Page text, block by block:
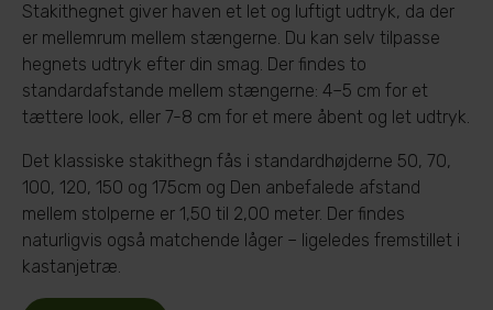
Stakithegnet giver haven et let og luftigt udtryk, da der
er mellemrum mellem stængerne. Du kan selv tilpasse
hegnets udtryk efter din smag. Der findes to
standardafstande mellem stængerne: 4–5 cm for et
tættere look, eller 7-8 cm for et mere åbent og let udtryk.
Det klassiske stakithegn fås i standardhøjderne 50, 70,
100, 120, 150 og 175cm og Den anbefalede afstand
mellem stolperne er 1,50 til 2,00 meter. Der findes
naturligvis også matchende låger – ligeledes fremstillet i
kastanjetræ.